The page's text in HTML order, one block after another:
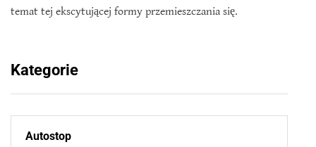
temat tej ekscytującej formy przemieszczania się.
Kategorie
Autostop